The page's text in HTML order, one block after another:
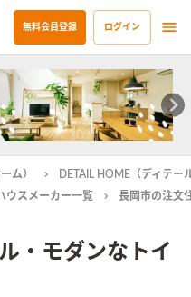
無料会員登録 ログイン
ム）
DETAIL HOME（ディテ
ウスメーカー一覧 長岡市の注文
・モダンなトイ